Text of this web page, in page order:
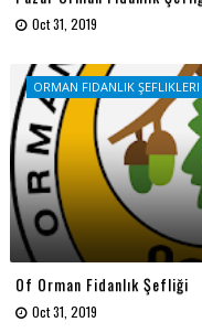
Oct 31, 2019
ORMAN FIDANLIK ŞEFLIKLERI
Of Orman Fidanlık Şefliği
Oct 31, 2019